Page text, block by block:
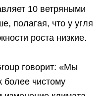
10 ветряными
полагая, что у угля
роста низкие.
говорит: «Мы
более чистому